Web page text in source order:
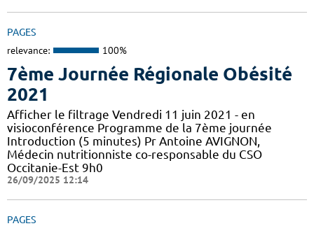
PAGES
relevance: 100%
7ème Journée Régionale Obésité
2021
Afficher le filtrage Vendredi 11 juin 2021 - en
visioconférence Programme de la 7ème journée
Introduction (5 minutes) Pr Antoine AVIGNON,
Médecin nutritionniste co-responsable du CSO
Occitanie-Est 9h0
26/09/2025 12:14
PAGES